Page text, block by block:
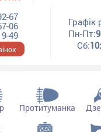
67
06
49
Графік
Пн-Пт:
Сб:
Протитуманка